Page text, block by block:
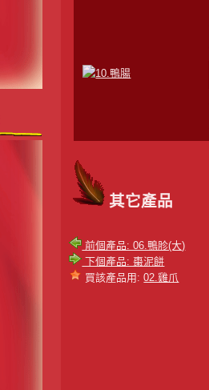
其它產品
前個產品: 06.鴨胗(大)
下個產品: 棗泥餅
買該產品用:02.雞爪